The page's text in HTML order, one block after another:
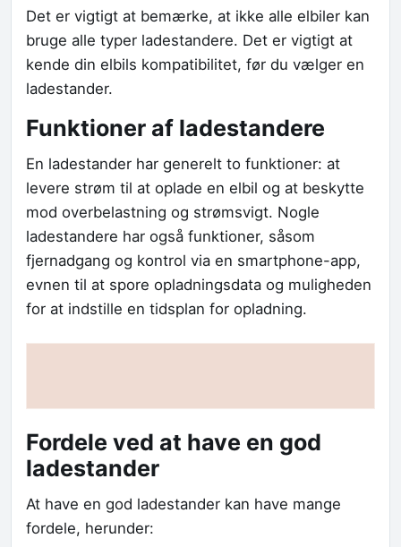
Det er vigtigt at bemærke, at ikke alle elbiler kan
bruge alle typer ladestandere. Det er vigtigt at
kende din elbils kompatibilitet, før du vælger en
ladestander.
Funktioner af ladestandere
En ladestander har generelt to funktioner: at
levere strøm til at oplade en elbil og at beskytte
mod overbelastning og strømsvigt. Nogle
ladestandere har også funktioner, såsom
fjernadgang og kontrol via en smartphone-app,
evnen til at spore opladningsdata og muligheden
for at indstille en tidsplan for opladning.
Fordele ved at have en god
ladestander
At have en god ladestander kan have mange
fordele, herunder: